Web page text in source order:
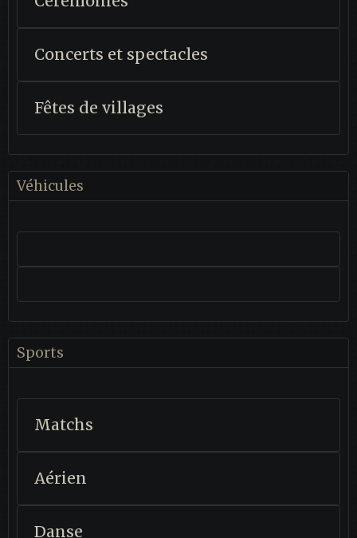
Concerts et spectacles
Fêtes de villages
Véhicules
Sports
Matchs
Aérien
Danse